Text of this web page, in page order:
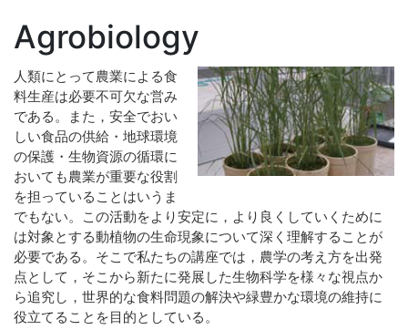
Agrobiology
人類にとって農業による食
料生産は必要不可欠な営み
である。また，安全でおい
しい食品の供給・地球環境
の保護・生物資源の循環に
おいても農業が重要な役割
を担っていることはいうま
でもない。この活動をより安定に，より良くしていくために
は対象とする動植物の生命現象について深く理解することが
必要である。そこで私たちの講座では，農学の考え方を出発
点として，そこから新たに発展した生物科学を様々な視点か
ら追究し，世界的な食料問題の解決や緑豊かな環境の維持に
役立てることを目的としている。